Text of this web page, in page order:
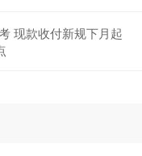
现款收付新规下月起